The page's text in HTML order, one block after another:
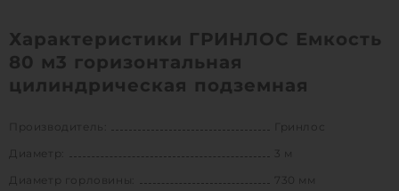
Характеристики ГРИНЛОС Емкость
80 м3 горизонтальная
цилиндрическая подземная
Производитель:
Гринлос
Диаметр:
3 м
Диаметр горловины:
730 мм